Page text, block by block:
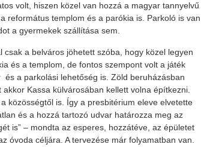
volt, hiszen közel van hozzá a magyar tannyelvű
református templom és a parókia is. Parkoló is van
a gyermekek szállítása sem.
csak a belváros jöhetett szóba, hogy közel legyen
és a templom, de fontos szempont volt a játék
a parkolási lehetőség is. Zöld beruházásban
Kassa külvárosában kellett volna építkezni.
közösségtől is. Így a presbitérium eleve elvetette
és a hozzá tartozó udvar határozza meg az
is” – mondta az esperes, hozzátéve, az épületet
óvoda céljára. A tervezése már folyamatban van.